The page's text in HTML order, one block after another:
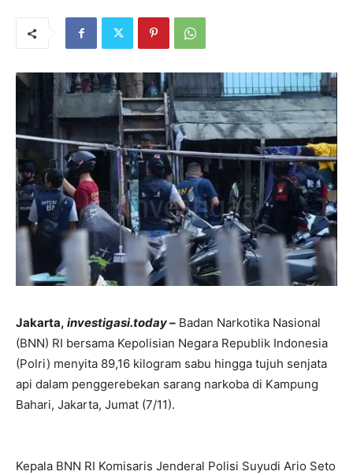
Jakarta, investigasi.today – Badan Narkotika Nasional
(BNN) RI bersama Kepolisian Negara Republik Indonesia
(Polri) menyita 89,16 kilogram sabu hingga tujuh senjata
api dalam penggerebekan sarang narkoba di Kampung
Bahari, Jakarta, Jumat (7/11).
Kepala BNN RI Komisaris Jenderal Polisi Suyudi Ario Seto